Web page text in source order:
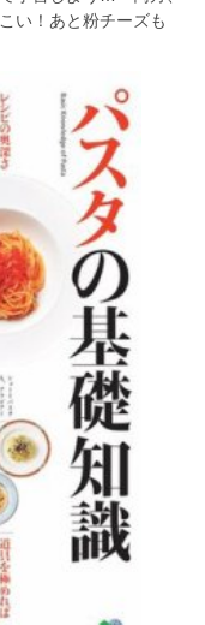
い！あと粉チーズも